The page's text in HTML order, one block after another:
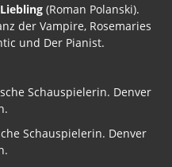
(Roman Polanski).
der Vampire, Rosemaries
und Der Pianist.
Schauspielerin. Denver